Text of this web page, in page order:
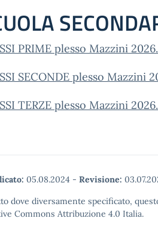
PRIME plesso Mazzini
SECONDE plesso Mazzini
TERZE plesso Mazzini
05.08.2024 - Revisione:
dove diversamente specificato,
Commons Attribuzione 4.0 Italia.